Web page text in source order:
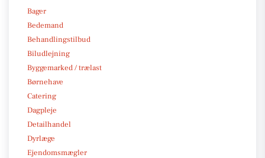
Bager
Bedemand
Behandlingstilbud
Biludlejning
Byggemarked / trælast
Børnehave
Catering
Dagpleje
Detailhandel
Dyrlæge
Ejendomsmægler